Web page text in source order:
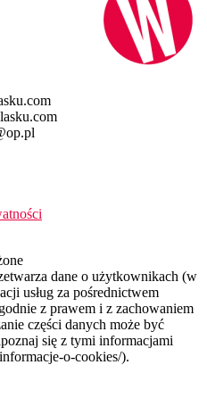
dane o użytkownikach (w
usług za pośrednictwem
z prawem i z zachowaniem
części danych może być
się z tymi informacjami
o-cookies/).